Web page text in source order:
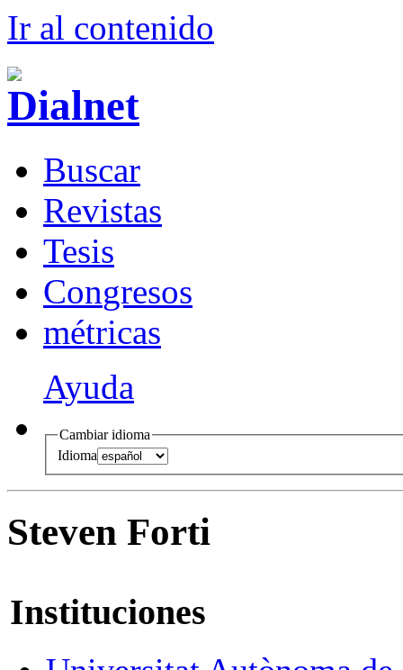
Ir al contenido
Buscar
Revistas
Tesis
Congresos
métricas
Ayuda
Cambiar idioma
Idioma
Steven Forti
Instituciones